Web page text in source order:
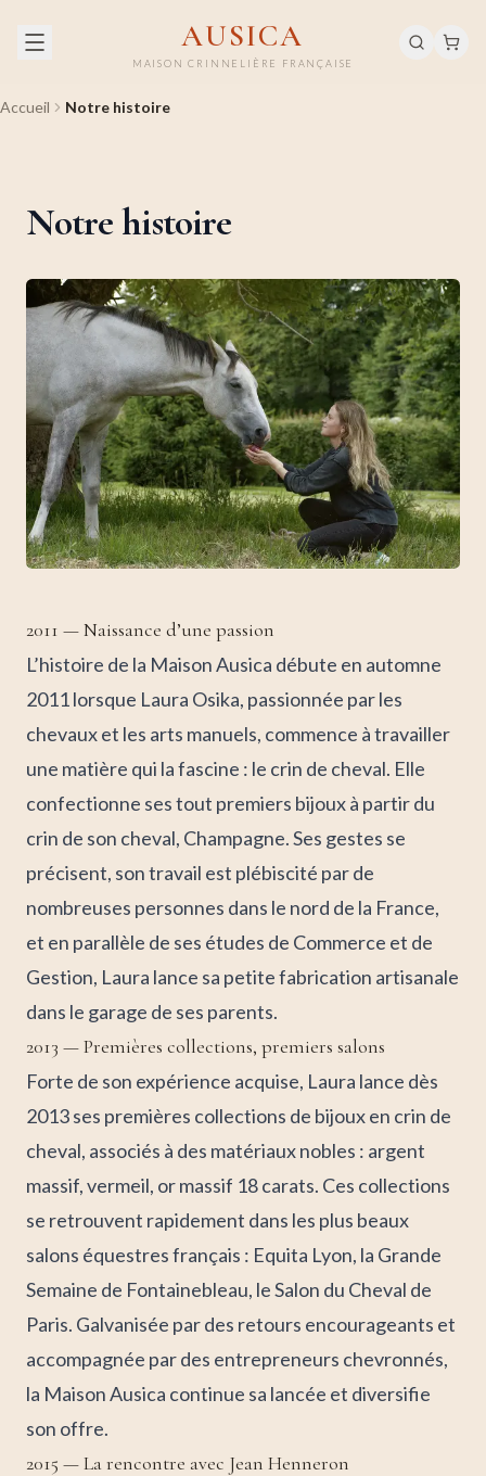
AUSICA
MAISON CRINNELIÈRE FRANÇAISE
Accueil Notre histoire
Notre histoire
2011 — Naissance d’une passion
L’histoire de la Maison Ausica débute en automne
2011 lorsque Laura Osika, passionnée par les
chevaux et les arts manuels, commence à travailler
une matière qui la fascine : le crin de cheval. Elle
confectionne ses tout premiers bijoux à partir du
crin de son cheval, Champagne. Ses gestes se
précisent, son travail est plébiscité par de
nombreuses personnes dans le nord de la France,
et en parallèle de ses études de Commerce et de
Gestion, Laura lance sa petite fabrication artisanale
dans le garage de ses parents.
2013 — Premières collections, premiers salons
Forte de son expérience acquise, Laura lance dès
2013 ses premières collections de bijoux en crin de
cheval, associés à des matériaux nobles : argent
massif, vermeil, or massif 18 carats. Ces collections
se retrouvent rapidement dans les plus beaux
salons équestres français : Equita Lyon, la Grande
Semaine de Fontainebleau, le Salon du Cheval de
Paris. Galvanisée par des retours encourageants et
accompagnée par des entrepreneurs chevronnés,
la Maison Ausica continue sa lancée et diversifie
son offre.
2015 — La rencontre avec Jean Henneron